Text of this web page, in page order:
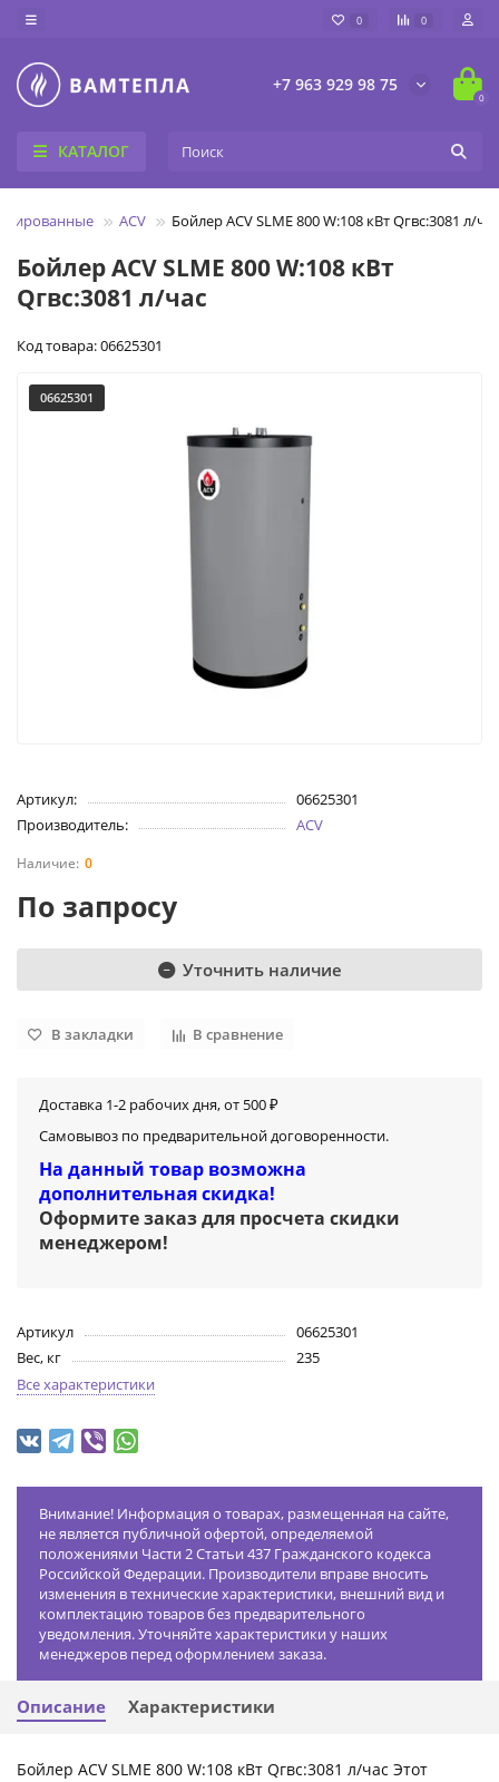
0 0
+7 963 929 98 75
0
КАТАЛОГ
ACV Бойлер ACV SLME 800 W:108 кВт Qгвс:3081 л/час
Бойлер ACV SLME 800 W:108 кВт
Qгвс:3081 л/час
Код товара: 06625301
06625301
Артикул:
06625301
Производитель:
ACV
0
По запросу
Уточнить наличие
В закладки В сравнение
Доставка 1-2 рабочих дня, от 500 ₽
Самовывоз по предварительной договоренности.
На данный товар возможна
дополнительная скидка!
Оформите заказ для просчета скидки
менеджером!
Артикул
06625301
Вес, кг
235
Все характеристики
Внимание! Информация о товарах, размещенная на сайте,
не является публичной офертой, определяемой
положениями Части 2 Статьи 437 Гражданского кодекса
Российской Федерации. Производители вправе вносить
изменения в технические характеристики, внешний вид и
комплектацию товаров без предварительного
уведомления. Уточняйте характеристики у наших
менеджеров перед оформлением заказа.
Описание Характеристики
Бойлер ACV SLME 800 W:108 кВт Qгвс:3081 л/час Этот